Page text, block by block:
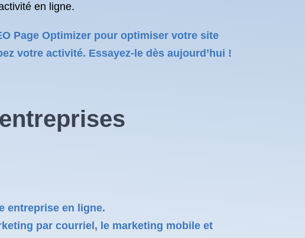
en ligne.
Page Optimizer pour optimiser votre site
votre activité. Essayez-le dès aujourd’hui !
entreprise en ligne.
par courriel, le marketing mobile et